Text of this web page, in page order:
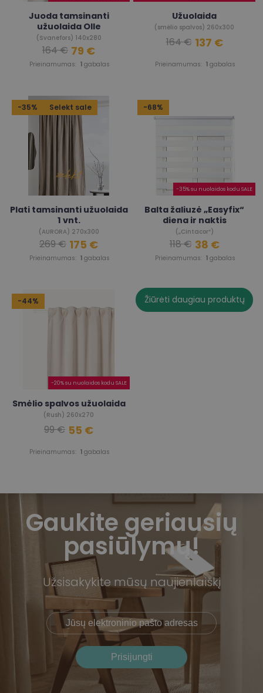
Juoda tamsinanti
užuolaida Olle
(Svanefors) 140x280
Prieinamumas: 1 gabalas
164 € 79 €
Užuolaida
(smėlio spalvos) 260x300
Prieinamumas: 1 gabalas
164 € 137 €
-35% Selekt sale
Plati tamsinanti užuolaida
1 vnt.
(AURORA) 270x300
Prieinamumas: 1 gabalas
269 € 175 €
-68%
-35% su nuolaidos kodu SALE
Balta žaliuzė „Easyfix“
diena ir naktis
(„Cintacor“)
Prieinamumas: 1 gabalas
118 € 38 €
-44%
-20% su nuolaidos kodu SALE
Smėlio spalvos užuolaida
(Rush) 260x270
Prieinamumas: 1 gabalas
99 € 55 €
Žiūrėti daugiau produktų
Gaukite geriausių
pasiūlymų!
Užsisakykite mūsų naujienlaiškį